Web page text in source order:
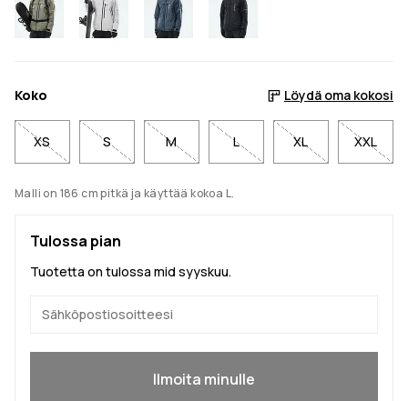
Koko Löydä oma kokosi
XS S M L XL XXL
Malli on 186 cm pitkä ja käyttää kokoa L.
Tulossa pian
Tuotetta on tulossa mid syyskuu.
Ilmoita minulle